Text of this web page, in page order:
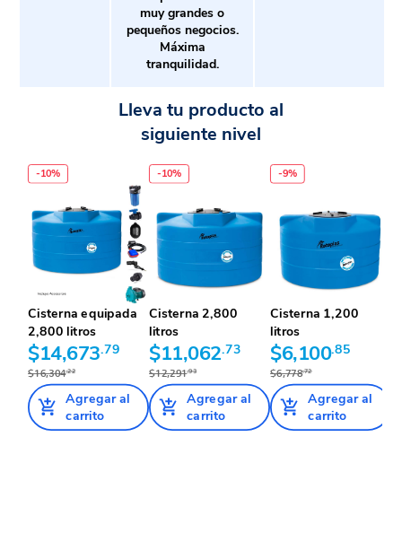
muy grandes o
pequeños negocios.
Máxima
tranquilidad.
Lleva tu producto al
siguiente nivel
-10%
Cisterna equipada
2,800 litros
$14,673.79
$16,304.22
Agregar al
carrito
-10%
Cisterna 2,800
litros
$11,062.73
$12,291.93
Agregar al
carrito
-9%
Cisterna 1,200
litros
$6,100.85
$6,778.72
Agregar al
carrito